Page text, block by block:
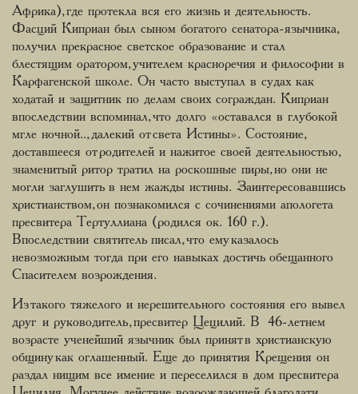
Африка), где протекла вся его жизнь и деятельность.
Фасций Киприан был сыном богатого сенатора-язычника,
получил прекрасное светское образование и стал
блестящим оратором, учителем красноречия и философии в
Карфагенской школе. Он часто выступал в судах как
ходатай и защитник по делам своих сограждан. Киприан
впоследствии вспоминал, что долго «оставался в глубокой
мгле ночной.., далекий от света Истины». Состояние,
доставшееся от родителей и нажитое своей деятельностью,
знаменитый ритор тратил на роскошные пиры, но они не
могли заглушить в нем жажды истины. Заинтересовавшись
христианством, он познакомился с сочинениями апологета
пресвитера Тертуллиана (родился ок. 160 г.).
Впоследствии святитель писал, что ему казалось
невозможным тогда при его навыках достичь обещанного
Спасителем возрождения.
Из такого тяжелого и нерешительного состояния его вывел
друг и руководитель, пресвитер Цецилий. В 46-летнем
возрасте ученейший язычник был принят в христианскую
общину как оглашенный. Еще до принятия Крещения он
раздал нищим все имение и переселился в дом пресвитера